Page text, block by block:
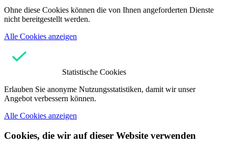
Ohne diese Cookies können die von Ihnen angeforderten Dienste
nicht bereitgestellt werden.
Alle Cookies anzeigen
Statistische Cookies
Erlauben Sie anonyme Nutzungsstatistiken, damit wir unser
Angebot verbessern können.
Alle Cookies anzeigen
Cookies, die wir auf dieser Website verwenden